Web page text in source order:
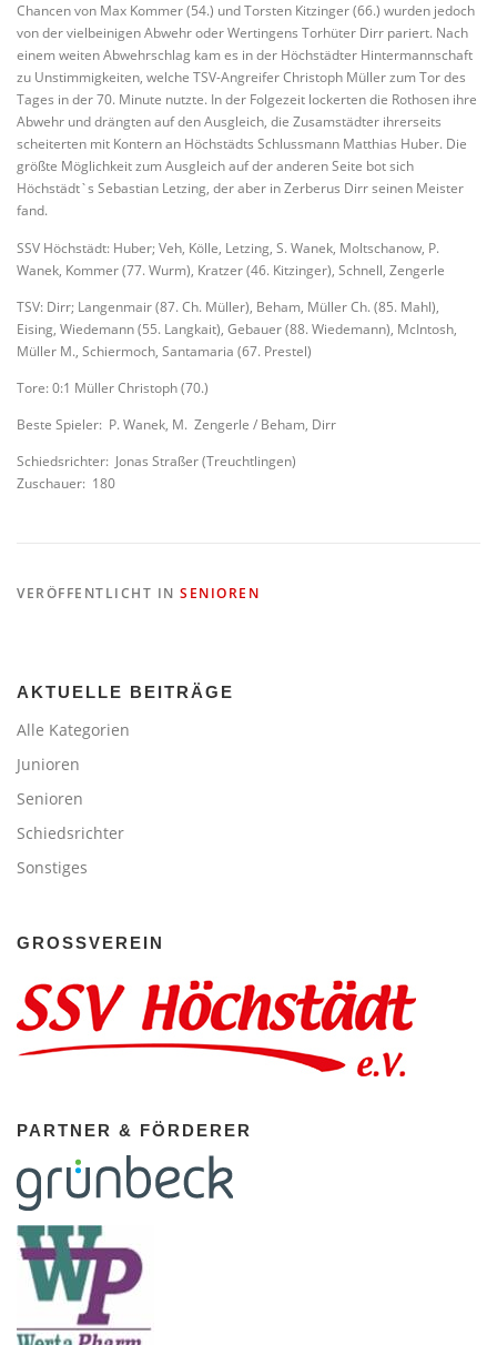
Chancen von Max Kommer (54.) und Torsten Kitzinger (66.) wurden jedoch
von der vielbeinigen Abwehr oder Wertingens Torhüter Dirr pariert. Nach
einem weiten Abwehrschlag kam es in der Höchstädter Hintermannschaft
zu Unstimmigkeiten, welche TSV-Angreifer Christoph Müller zum Tor des
Tages in der 70. Minute nutzte. In der Folgezeit lockerten die Rothosen ihre
Abwehr und drängten auf den Ausgleich, die Zusamstädter ihrerseits
scheiterten mit Kontern an Höchstädts Schlussmann Matthias Huber. Die
größte Möglichkeit zum Ausgleich auf der anderen Seite bot sich
Höchstädt`s Sebastian Letzing, der aber in Zerberus Dirr seinen Meister
fand.
SSV Höchstädt: Huber; Veh, Kölle, Letzing, S. Wanek, Moltschanow, P.
Wanek, Kommer (77. Wurm), Kratzer (46. Kitzinger), Schnell, Zengerle
TSV: Dirr; Langenmair (87. Ch. Müller), Beham, Müller Ch. (85. Mahl),
Eising, Wiedemann (55. Langkait), Gebauer (88. Wiedemann), McIntosh,
Müller M., Schiermoch, Santamaria (67. Prestel)
Tore: 0:1 Müller Christoph (70.)
Beste Spieler: P. Wanek, M. Zengerle / Beham, Dirr
Schiedsrichter: Jonas Straßer (Treuchtlingen)
Zuschauer: 180
VERÖFFENTLICHT IN SENIOREN
AKTUELLE BEITRÄGE
Alle Kategorien
Junioren
Senioren
Schiedsrichter
Sonstiges
GROSSVEREIN
PARTNER & FÖRDERER